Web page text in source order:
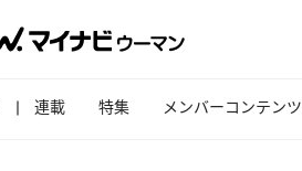
連載 特集 メンバーコンテンツ